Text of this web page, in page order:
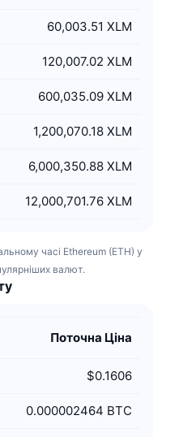
60,003.51 XLM
120,007.02 XLM
600,035.09 XLM
1,200,070.18 XLM
6,000,350.88 XLM
12,000,701.76 XLM
часі Ethereum (ETH) у
валют.
Поточна Ціна
$0.1606
0.000002464 BTC